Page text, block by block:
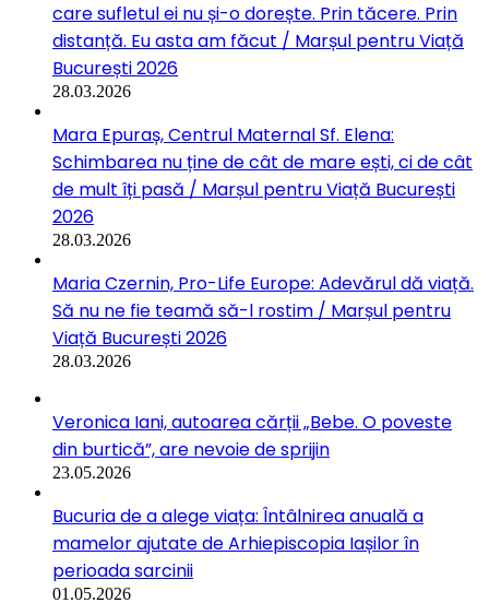
care sufletul ei nu și-o dorește. Prin tăcere. Prin
distanță. Eu asta am făcut / Marșul pentru Viață
București 2026
28.03.2026
Mara Epuraș, Centrul Maternal Sf. Elena:
Schimbarea nu ține de cât de mare ești, ci de cât
de mult îți pasă / Marșul pentru Viață București
2026
28.03.2026
Maria Czernin, Pro-Life Europe: Adevărul dă viață.
Să nu ne fie teamă să-l rostim / Marșul pentru
Viață București 2026
28.03.2026
Veronica Iani, autoarea cărții „Bebe. O poveste
din burtică”, are nevoie de sprijin
23.05.2026
Bucuria de a alege viața: Întâlnirea anuală a
mamelor ajutate de Arhiepiscopia Iașilor în
perioada sarcinii
01.05.2026